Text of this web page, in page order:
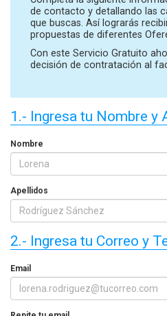
de contacto y detallando las
que buscas. Así lograrás
propuestas de diferentes
Con este Servicio Gratuito
decisión de contratación al
1.- Ingresa tu Nombre y
Nombre
Apellidos
2.- Ingresa tu Correo y
Email